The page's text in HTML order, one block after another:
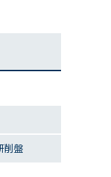
削盤